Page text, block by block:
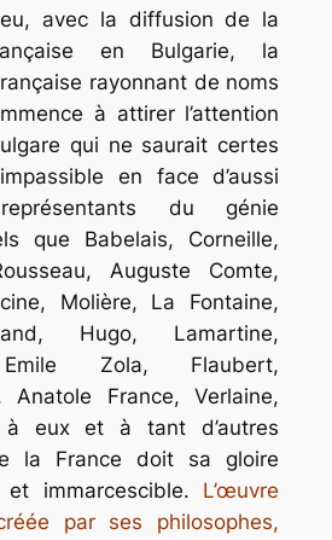
avec la diffusion de la
en Bulgarie, la
rayonnant de noms
à attirer l’attention
qui ne saurait certes
en face d’aussi
du génie
que Babelais, Corneille,
Auguste Comte,
Molière, La Fontaine,
Hugo, Lamartine,
Zola, Flaubert,
Anatole France, Verlaine,
à eux et à tant d’autres
la France doit sa gloire
et immarcescible. L’œuvre
par ses philosophes,